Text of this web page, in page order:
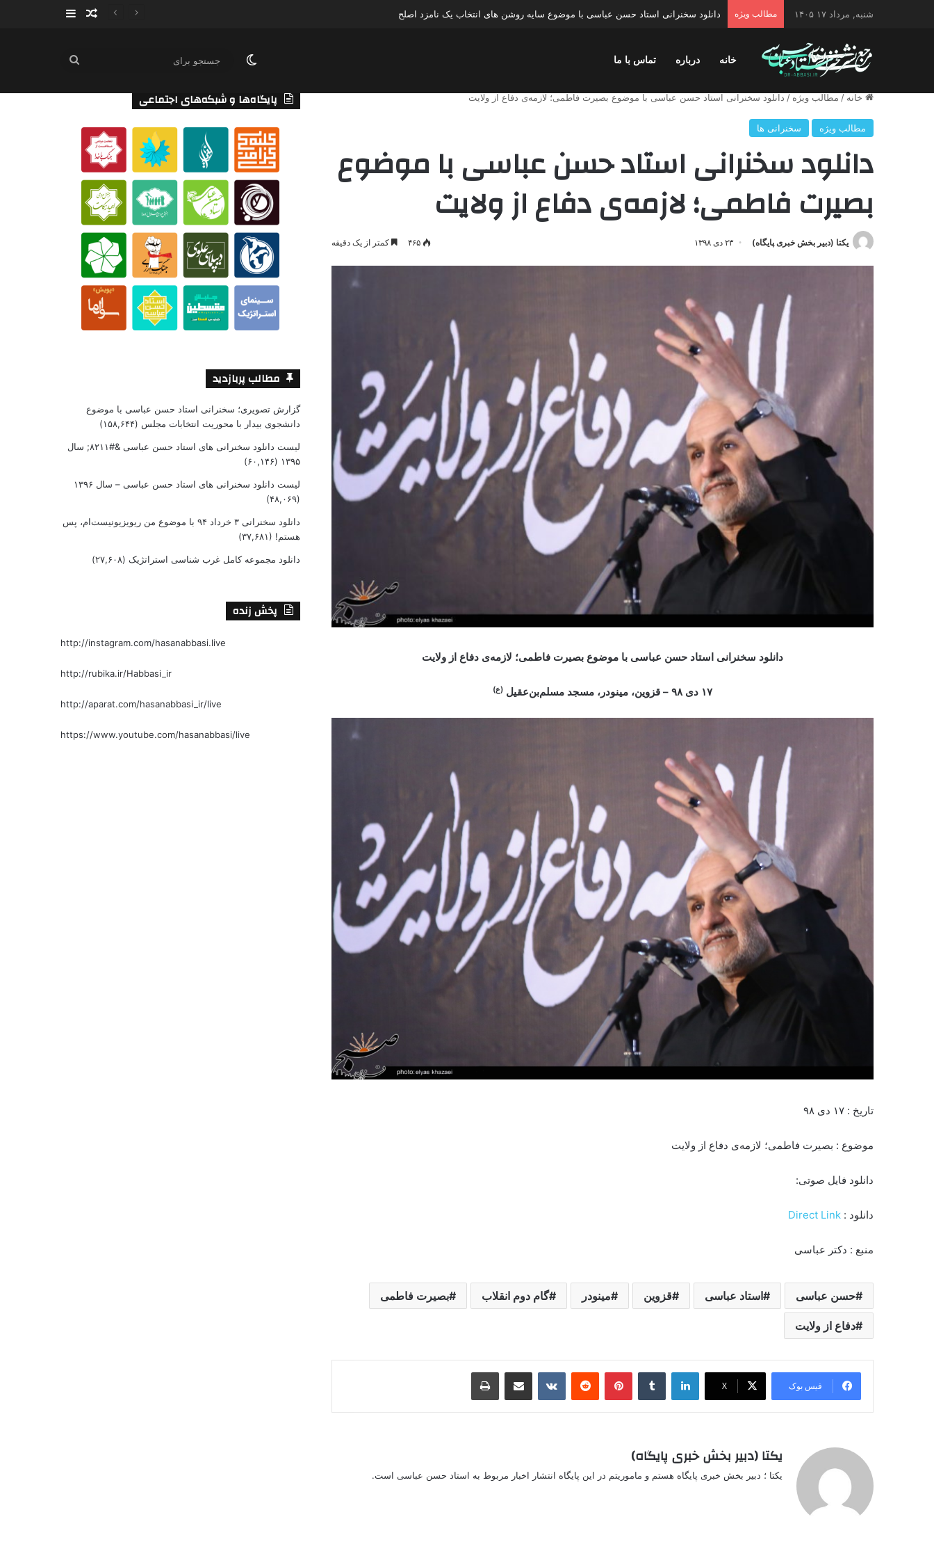
شنبه, مرداد ۱۷ ۱۴۰۵ مطالب ویژه دانلود سخنرانی استاد حسن عباسی با موضوع چهار انتخاب ۱۴۰۰ نوشته تصادفی
سایدبار
خانه درباره تماس با ما تغییر پوسته
جستجو
خانه / مطالب ویژه / دانلود سخنرانی استاد حسن عباسی با موضوع بصیرت فاطمی؛ لازمه‌ی دفاع از ولایت
مطالب ویژه سخنرانی ها
دانلود سخنرانی استاد حسن عباسی با موضوع
بصیرت فاطمی؛ لازمه‌ی دفاع از ولایت
یکتا (دبیر بخش خبری پایگاه) ۲۳ دی ۱۳۹۸ ۴۶۵ کمتر از یک دقیقه
دانلود سخنرانی استاد حسن عباسی با موضوع بصیرت فاطمی؛ لازمه‌ی دفاع از ولایت
۱۷ دی ۹۸ – قزوین، مینودر، مسجد مسلم‌بن‌عقیل (ع)
تاریخ : ۱۷ دی ۹۸
موضوع : بصیرت فاطمی؛ لازمه‌ی دفاع از ولایت
دانلود فایل صوتی:
دانلود : Direct Link
منبع : دکتر عباسی
حسن عباسی استاد عباسی قزوین مینودر گام دوم انقلاب بصیرت فاطمی
دفاع از ولایت
فیس بوک X
لینکدین ‫تامبلر ‫پین‌ترست‫رددیت ‫VKontakteاشتراک گذاری از طریق ایمیل چاپ
یکتا (دبیر بخش خبری پایگاه)
یکتا ؛ دبیر بخش خبری پایگاه هستم و ماموریتم در این پایگاه انتشار اخبار مربوط به استاد حسن عباسی است.
پایگاه‌ها و شبکه‌های اجتماعی
مطالب پربازدید
گزارش تصویری؛ سخنرانی استاد حسن عباسی با موضوع
دانشجوی بیدار با محوریت انتخابات مجلس (۱۵۸,۶۴۴)
لیست دانلود سخنرانی های استاد حسن عباسی &#۸۲۱۱; سال
۱۳۹۵ (۶۰,۱۴۶)
لیست دانلود سخنرانی های استاد حسن عباسی – سال ۱۳۹۶
(۴۸,۰۶۹)
دانلود سخنرانی ۳ خرداد ۹۴ با موضوع من ریویزیونیست‌ام، پس
هستم! (۳۷,۶۸۱)
دانلود مجموعه کامل غرب شناسی استراتژیک (۲۷,۶۰۸)
پخش زنده
http://instagram.com/hasanabbasi.live
http://rubika.ir/Habbasi_ir
http://aparat.com/hasanabbasi_ir/live
https://www.youtube.com/hasanabbasi/live